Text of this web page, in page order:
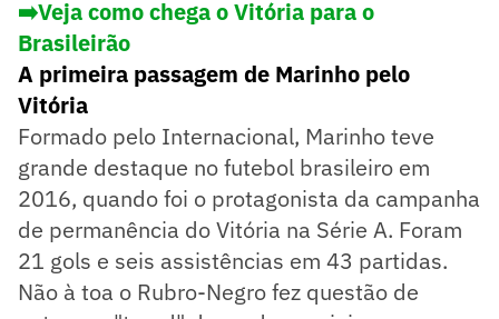
➡️Veja como chega o Vitória para o
Brasileirão
A primeira passagem de Marinho pelo
Vitória
Formado pelo Internacional, Marinho teve
grande destaque no futebol brasileiro em
2016, quando foi o protagonista da campanha
de permanência do Vitória na Série A. Foram
21 gols e seis assistências em 43 partidas.
Não à toa o Rubro-Negro fez questão de